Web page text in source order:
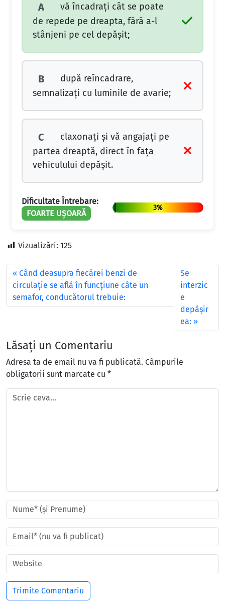
A
vă încadraţi cât se poate
de repede pe dreapta, fără a-l
stânjeni pe cel depăşit;
B
după reîncadrare,
semnalizaţi cu luminile de avarie;
C
claxonaţi şi vă angajaţi pe
partea dreaptă, direct în faţa
vehiculului depăşit.
Dificultate Întrebare:
FOARTE UȘOARĂ
3%
Vizualizări: 125
Când deasupra fiecărei benzi de
circulaţie se află în funcţiune câte un
semafor, conducătorul trebuie:
Se
interzic
e
depășir
ea:
Lăsați un Comentariu
Adresa ta de email nu va fi publicată. Câmpurile
obligatorii sunt marcate cu *